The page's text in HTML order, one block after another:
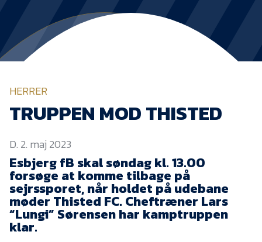
BLUE WATER
NYHEDER
EfB Akademi
Sydvestjysk Fodbold
Samarbejde
Partnere
HERRER
TRUPPEN MOD THISTED
D. 2. maj 2023
Esbjerg fB skal søndag kl. 13.00
forsøge at komme tilbage på
sejrssporet, når holdet på udebane
møder Thisted FC. Cheftræner Lars
“Lungi” Sørensen har kamptruppen
klar.